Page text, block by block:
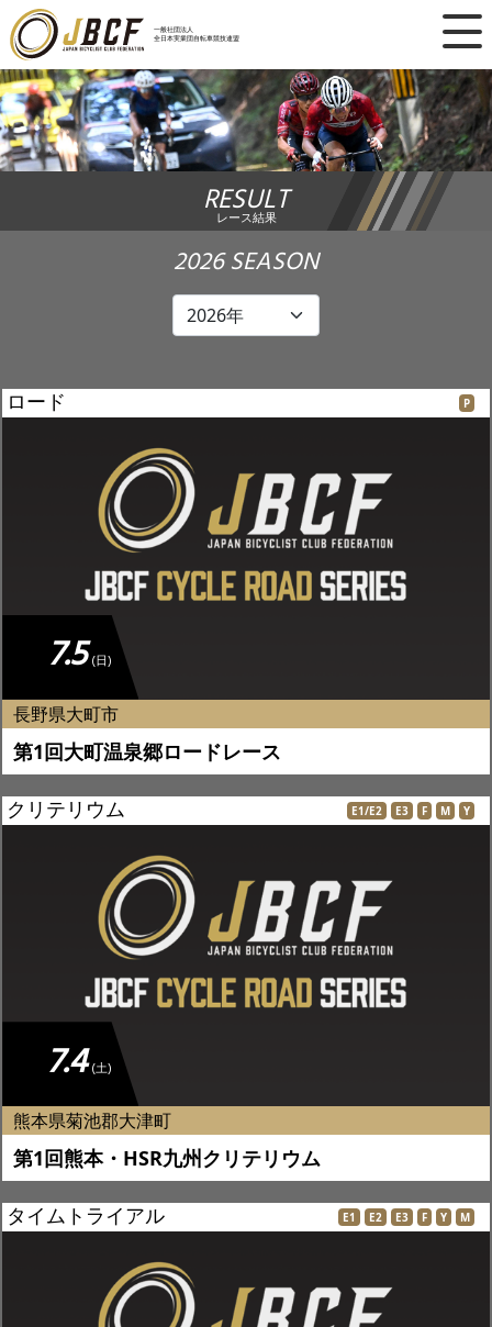
一般社団法人
全日本実業団自転車競技連盟
×
ニュース
レース日程
ランキング
レース結果
チーム・選手
エントリー
JBCF ROAD SERIESとは
RESULT
レース結果
2026 SEASON
ロード P
7.5 (日)
長野県大町市
第1回大町温泉郷ロードレース
クリテリウム E1/E2 E3 F M Y
7.4 (土)
熊本県菊池郡大津町
第1回熊本・HSR九州クリテリウム
タイムトライアル E1 E2 E3 F Y M